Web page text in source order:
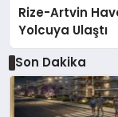
Rize-Artvin
Yolcuya Ulaştı
Son Dakika